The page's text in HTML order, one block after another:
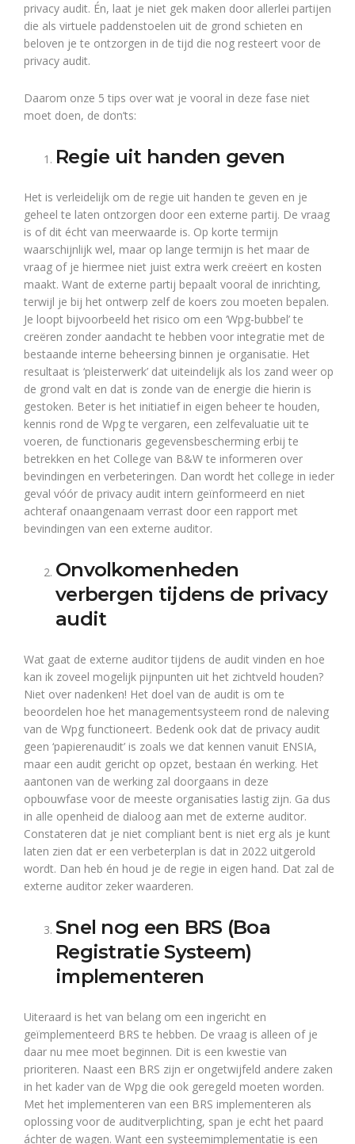
privacy audit. Én, laat je niet gek maken door allerlei partijen
die als virtuele paddenstoelen uit de grond schieten en
beloven je te ontzorgen in de tijd die nog resteert voor de
privacy audit.
Daarom onze 5 tips over wat je vooral in deze fase niet
moet doen, de don’ts:
Regie uit handen geven
Het is verleidelijk om de regie uit handen te geven en je
geheel te laten ontzorgen door een externe partij. De vraag
is of dit écht van meerwaarde is. Op korte termijn
waarschijnlijk wel, maar op lange termijn is het maar de
vraag of je hiermee niet juist extra werk creëert en kosten
maakt. Want de externe partij bepaalt vooral de inrichting,
terwijl je bij het ontwerp zelf de koers zou moeten bepalen.
Je loopt bijvoorbeeld het risico om een ‘Wpg-bubbel’ te
creëren zonder aandacht te hebben voor integratie met de
bestaande interne beheersing binnen je organisatie. Het
resultaat is ‘pleisterwerk’ dat uiteindelijk als los zand weer op
de grond valt en dat is zonde van de energie die hierin is
gestoken. Beter is het initiatief in eigen beheer te houden,
kennis rond de Wpg te vergaren, een zelfevaluatie uit te
voeren, de functionaris gegevensbescherming erbij te
betrekken en het College van B&W te informeren over
bevindingen en verbeteringen. Dan wordt het college in ieder
geval vóór de privacy audit intern geïnformeerd en niet
achteraf onaangenaam verrast door een rapport met
bevindingen van een externe auditor.
Onvolkomenheden
verbergen tijdens de privacy
audit
Wat gaat de externe auditor tijdens de audit vinden en hoe
kan ik zoveel mogelijk pijnpunten uit het zichtveld houden?
Niet over nadenken! Het doel van de audit is om te
beoordelen hoe het managementsysteem rond de naleving
van de Wpg functioneert. Bedenk ook dat de privacy audit
geen ‘papierenaudit’ is zoals we dat kennen vanuit ENSIA,
maar een audit gericht op opzet, bestaan én werking. Het
aantonen van de werking zal doorgaans in deze
opbouwfase voor de meeste organisaties lastig zijn. Ga dus
in alle openheid de dialoog aan met de externe auditor.
Constateren dat je niet compliant bent is niet erg als je kunt
laten zien dat er een verbeterplan is dat in 2022 uitgerold
wordt. Dan heb én houd je de regie in eigen hand. Dat zal de
externe auditor zeker waarderen.
Snel nog een BRS (Boa
Registratie Systeem)
implementeren
Uiteraard is het van belang om een ingericht en
geïmplementeerd BRS te hebben. De vraag is alleen of je
daar nu mee moet beginnen. Dit is een kwestie van
prioriteren. Naast een BRS zijn er ongetwijfeld andere zaken
in het kader van de Wpg die ook geregeld moeten worden.
Met het implementeren van een BRS implementeren als
oplossing voor de auditverplichting, span je echt het paard
áchter de wagen. Want een systeemimplementatie is een